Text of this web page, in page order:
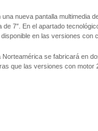
nueva pantalla multimedia
7″. En el apartado
en las versiones con
se fabricará en
que las versiones con motor